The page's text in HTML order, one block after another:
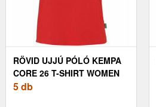
RÖVID UJJÚ PÓLÓ KEMPA
CORE 26 T-SHIRT WOMEN
5 db